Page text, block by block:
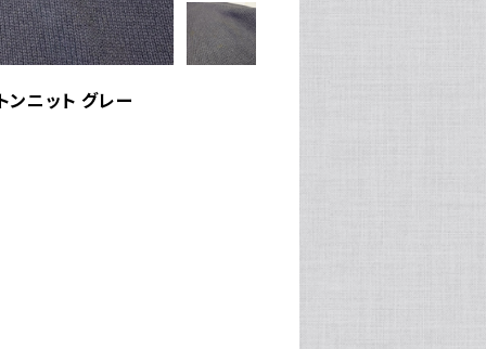
ンニット グレー